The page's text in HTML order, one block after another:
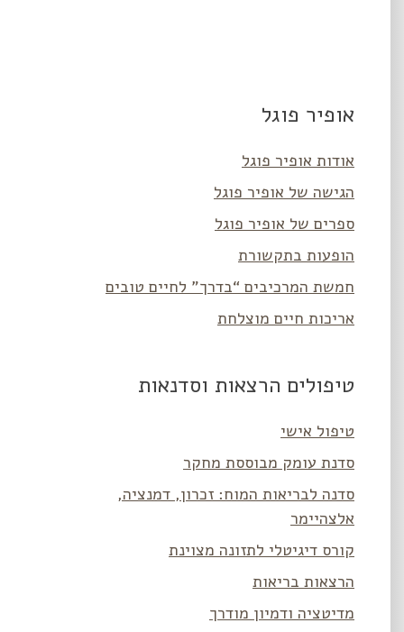
אופיר פוגל
אודות אופיר פוגל
הגישה של אופיר פוגל
ספרים של אופיר פוגל
הופעות בתקשורת
חמשת המרכיבים “בדרך” לחיים טובים
אריכות חיים מוצלחת
טיפולים הרצאות וסדנאות
טיפול אישי
סדנת עומק מבוססת מחקר
סדנה לבריאות המוח: זכרון, דמנציה,
אלצהיימר
קורס דיגיטלי לתזונה מצוינת
הרצאות בריאות
מדיטציה ודמיון מודרך